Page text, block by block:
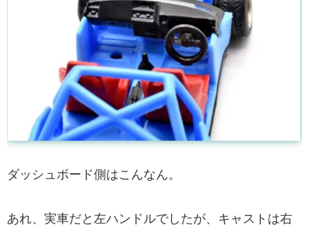
ダッシュボード側はこんなん。
あれ、実車だと左ハンドルでしたが、キャストは右